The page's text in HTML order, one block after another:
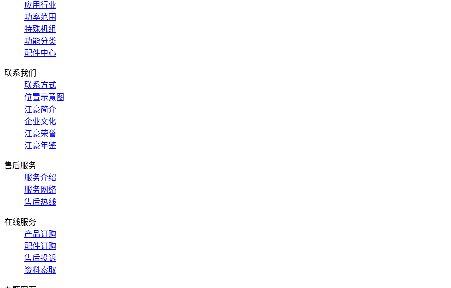
应用行业
功率范围
特殊机组
功能分类
配件中心
联系我们
联系方式
位置示意图
江豪简介
企业文化
江豪荣誉
江豪年鉴
售后服务
服务介绍
服务网络
售后热线
在线服务
产品订购
配件订购
售后投诉
资料索取